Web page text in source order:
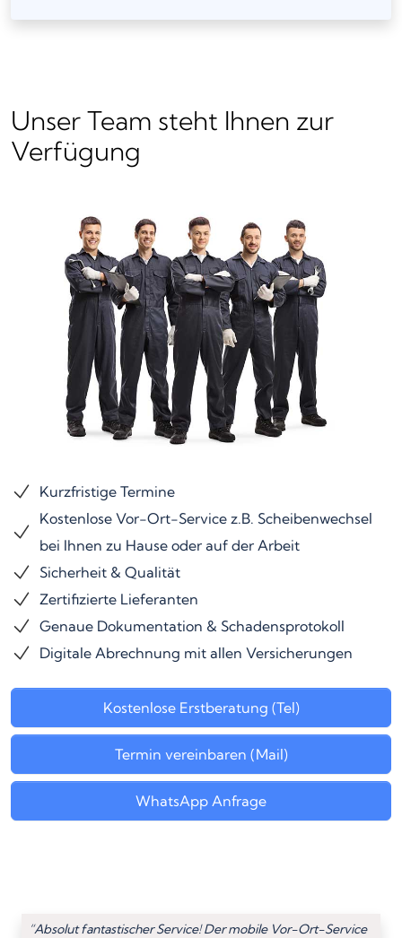
Unser Team steht Ihnen zur
Verfügung
Kurzfristige Termine
Kostenlose Vor-Ort-Service z.B. Scheibenwechsel
bei Ihnen zu Hause oder auf der Arbeit
Sicherheit & Qualität
Zertifizierte Lieferanten
Genaue Dokumentation & Schadensprotokoll
Digitale Abrechnung mit allen Versicherungen
Kostenlose Erstberatung (Tel)
Termin vereinbaren (Mail)
WhatsApp Anfrage
“Absolut fantastischer Service! Der mobile Vor-Ort-Service